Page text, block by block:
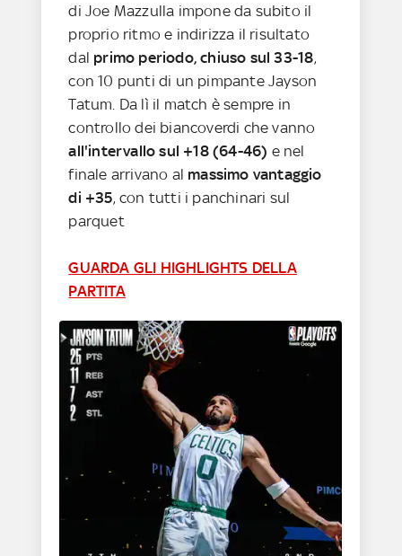
di Joe Mazzulla impone da subito il
proprio ritmo e indirizza il risultato
dal primo periodo, chiuso sul 33-18,
con 10 punti di un pimpante Jayson
Tatum. Da lì il match è sempre in
controllo dei biancoverdi che vanno
all'intervallo sul +18 (64-46) e nel
finale arrivano al massimo vantaggio
di +35, con tutti i panchinari sul
parquet
GUARDA GLI HIGHLIGHTS DELLA
PARTITA